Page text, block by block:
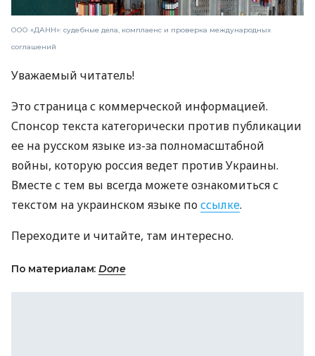
ООО «ДАНН»: судебные дела, комплаенс и проверка международных
соглашений
Уважаемый читатель!
Это страница с коммерческой информацией.
Спонсор текста категорически против публикации
ее на русском языке из-за полномасштабной
войны, которую россия ведет против Украины.
Вместе с тем вы всегда можете ознакомиться с
текстом на украинском языке поссылке.
Переходите и читайте, там интересно.
По материалам: Done